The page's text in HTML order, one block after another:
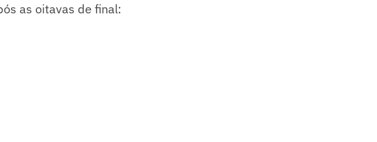
as oitavas de final: